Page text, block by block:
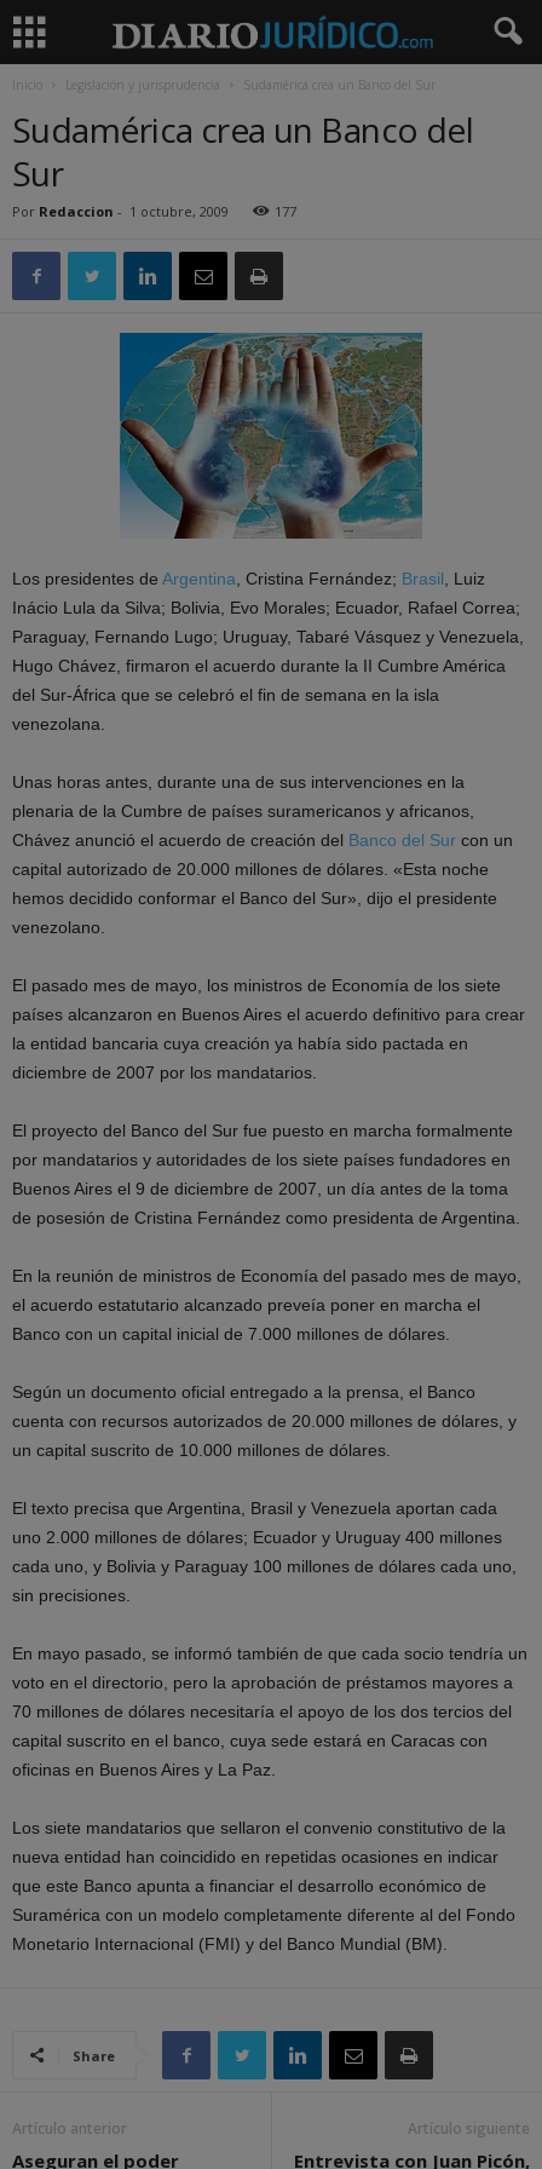
Inicio Legislación y jurisprudencia Sudamérica crea un Banco del Sur
Sudamérica crea un Banco del
Sur
Por Redaccion - 1 octubre, 2009 177
Los presidentes de Argentina , Cristina Fernández; Brasil , Luiz
Inácio Lula da Silva; Bolivia, Evo Morales; Ecuador, Rafael Correa;
Paraguay, Fernando Lugo; Uruguay, Tabaré Vásquez y Venezuela,
Hugo Chávez, firmaron el acuerdo durante la II Cumbre América
del Sur-África que se celebró el fin de semana en la isla
venezolana.
Unas horas antes, durante una de sus intervenciones en la
plenaria de la Cumbre de países suramericanos y africanos,
Chávez anunció el acuerdo de creación del Banco del Sur con un
capital autorizado de 20.000 millones de dólares. «Esta noche
hemos decidido conformar el Banco del Sur», dijo el presidente
venezolano.
El pasado mes de mayo, los ministros de Economía de los siete
países alcanzaron en Buenos Aires el acuerdo definitivo para crear
la entidad bancaria cuya creación ya había sido pactada en
diciembre de 2007 por los mandatarios.
El proyecto del Banco del Sur fue puesto en marcha formalmente
por mandatarios y autoridades de los siete países fundadores en
Buenos Aires el 9 de diciembre de 2007, un día antes de la toma
de posesión de Cristina Fernández como presidenta de Argentina.
En la reunión de ministros de Economía del pasado mes de mayo,
el acuerdo estatutario alcanzado preveía poner en marcha el
Banco con un capital inicial de 7.000 millones de dólares.
Según un documento oficial entregado a la prensa, el Banco
cuenta con recursos autorizados de 20.000 millones de dólares, y
un capital suscrito de 10.000 millones de dólares.
El texto precisa que Argentina, Brasil y Venezuela aportan cada
uno 2.000 millones de dólares; Ecuador y Uruguay 400 millones
cada uno, y Bolivia y Paraguay 100 millones de dólares cada uno,
sin precisiones.
En mayo pasado, se informó también de que cada socio tendría un
voto en el directorio, pero la aprobación de préstamos mayores a
70 millones de dólares necesitaría el apoyo de los dos tercios del
capital suscrito en el banco, cuya sede estará en Caracas con
oficinas en Buenos Aires y La Paz.
Los siete mandatarios que sellaron el convenio constitutivo de la
nueva entidad han coincidido en repetidas ocasiones en indicar
que este Banco apunta a financiar el desarrollo económico de
Suramérica con un modelo completamente diferente al del Fondo
Monetario Internacional (FMI) y del Banco Mundial (BM).
Share
Artículo anterior
Aseguran el poder
Artículo siguiente
Entrevista con Juan Picón,